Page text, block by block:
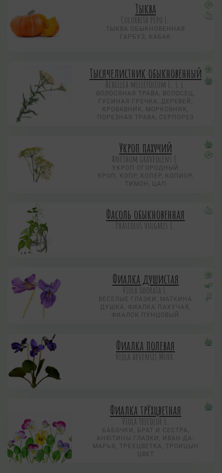
Тыква
Cucurbita pepo L.
ТЫКВА ОБЫКНОВЕННАЯ
ГАРБУЗ, КАБАК
Тысячелистник обыкновенный
Achillea millefolium L. s.l.
ВОЛОСЯНАЯ ТРАВА, ВОЛОСЕЦ,
ГУСИНАЯ ГРЕЧКА, ДЕРЕВЕЙ,
КРОВАВНИК, МОРКОВНИК,
ПОРЕЗНАЯ ТРАВА, СЕРПОРЕЗ
Укроп пахучий
Anethum graveolens L.
УКРОП ОГОРОДНЫЙ
КРОП, КОПР, КОПЕР, КОПИОР,
ТИМОН, ЦАП
Фасоль обыкновенная
Phaseolus vulgaris L.
Фиалка душистая
Viola odorata L.
ВЕСЕЛЫЕ ГЛАЗКИ, МАТКИНА
ДУШКА, ФИАЛКА ПАХУЧАЯ,
ФИАЛОК ПУНЦОВЫЙ
Фиалка полевая
Viola arvensis Murr.
Фиалка трёхцветная
Viola tricolor L.
БАБОЧКИ, БРАТ И СЕСТРА,
АНЮТИНЫ ГЛАЗКИ, ИВАН-ДА-
МАРЬЯ, ТРЕХЦВЕТКА, ТРОИЦЫН
ЦВЕТ